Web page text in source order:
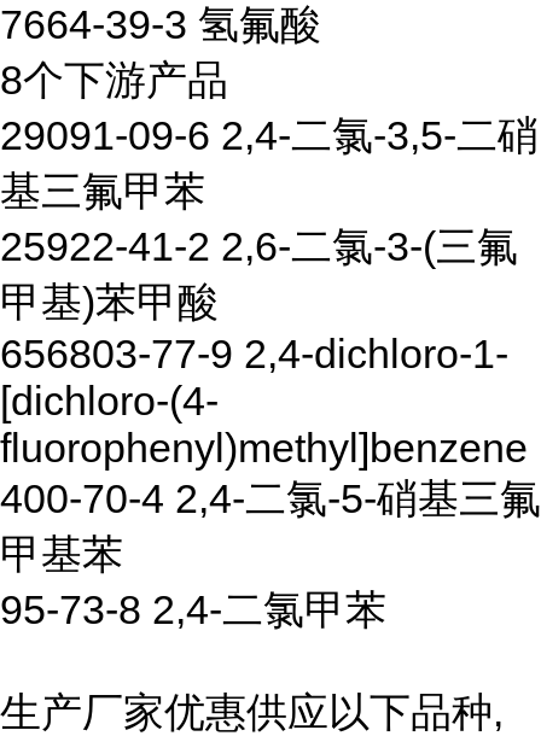
7664-39-3 氢氟酸
8个下游产品
29091-09-6 2,4-二氯-3,5-二硝
基三氟甲苯
25922-41-2 2,6-二氯-3-(三氟
甲基)苯甲酸
656803-77-9 2,4-dichloro-1-
[dichloro-(4-
fluorophenyl)methyl]benzene
400-70-4 2,4-二氯-5-硝基三氟
甲基苯
95-73-8 2,4-二氯甲苯
生产厂家优惠供应以下品种,